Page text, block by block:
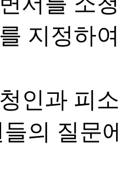
지정하
인과 피
의 질문